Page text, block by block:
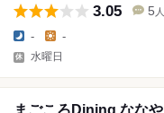
3.05 5 人
- -
水曜日